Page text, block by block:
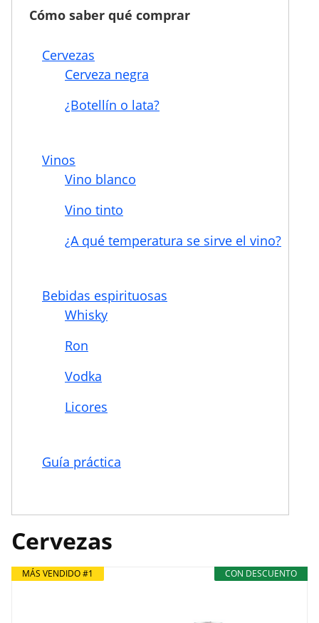
Cómo saber qué comprar
Cervezas
Cerveza negra
¿Botellín o lata?
Vinos
Vino blanco
Vino tinto
¿A qué temperatura se sirve el vino?
Bebidas espirituosas
Whisky
Ron
Vodka
Licores
Guía práctica
Cervezas
CON DESCUENTO
MÁS VENDIDO #1